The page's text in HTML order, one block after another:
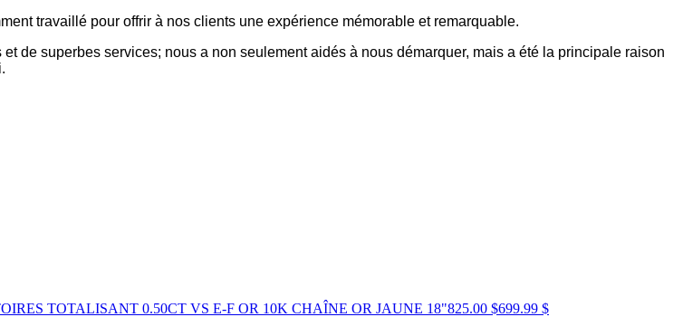
travaillé pour offrir à nos clients une expérience mémorable et remarquable.
de superbes services; nous a non seulement aidés à nous démarquer, mais a été la principale raison
TOTALISANT 0.50CT VS E-F OR 10K CHAÎNE OR JAUNE 18"825.00 $699.99 $